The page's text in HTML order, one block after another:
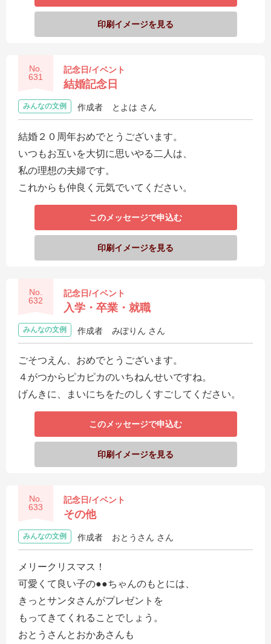
ハ
報
ラ
ボ
お
問
い
わ
印刷イメージを見る
No.
631
記念日/イベント
結婚記念日
みんなの文例 作成者 とよは さん
結婚２０周年おめでとうございます。
いつもお互いを大切に思いやる二人は、
私の理想の夫婦です。
これからも仲良く元気でいてください。
このメッセージで申込む
印刷イメージを見る
No.
632
記念日/イベント
入学・卒業・就職
みんなの文例 作成者 みぽりん さん
ごそつえん、おめでとうございます。
４がつからピカピカのいちねんせいですね。
げんきに、まいにちをたのしくすごしてください。
このメッセージで申込む
印刷イメージを見る
No.
633
記念日/イベント
その他
みんなの文例 作成者 おとうさん さん
メリークリスマス！
可愛くて良い子の●●ちゃんのもとには、
きっとサンタさんがプレゼントを
もってきてくれることでしょう。
おとうさんとおかあさんも